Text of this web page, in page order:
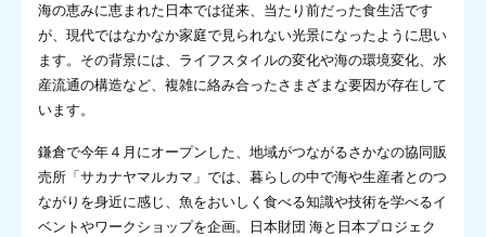
海の恵みに恵まれた日本では従来、当たり前だった食生活です
が、現代ではなかなか家庭で見られない光景になったように思い
ます。その背景には、ライフスタイルの変化や海の環境変化、水
産流通の構造など、複雑に絡み合ったさまざまな要因が存在して
います。
鎌倉で今年４月にオープンした、地域がつながるさかなの協同販
売所「サカナヤマルカマ」では、暮らしの中で海や生産者とのつ
ながりを身近に感じ、魚をおいしく食べる知識や技術を学べるイ
ベントやワークショップを企画。日本財団 海と日本プロジェク